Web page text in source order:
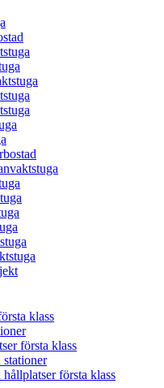
klass
första klass
stationer
första klass